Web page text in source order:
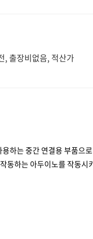
, 출장비없음, 적산가
하는 중간 연결용 부품
동하는 아두이노를 작동